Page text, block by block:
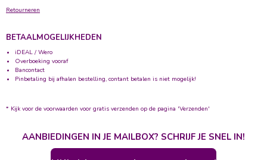
Retourneren
BETAALMOGELIJKHEDEN
iDEAL / Wero
Overboeking vooraf
Bancontact
Pinbetaling bij afhalen bestelling, contant betalen is niet mogelijk!
* Kijk voor de voorwaarden voor gratis verzenden op de pagina 'Verzenden'
AANBIEDINGEN IN JE MAILBOX? SCHRIJF JE SNEL IN!